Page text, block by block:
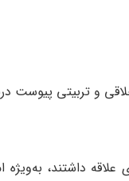
و تربیتی
داشتند، به‌ویژه